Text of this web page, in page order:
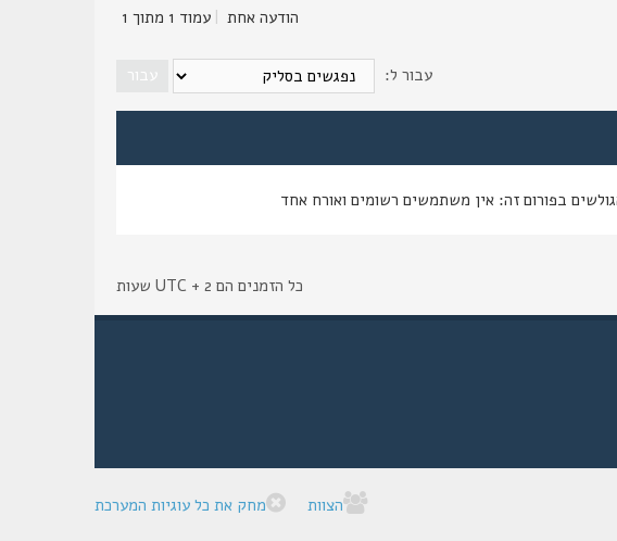
הודעה אחת עמוד 1 מתוך 1
עבור ל:
בפורום זה: אין משתמשים רשומים ואורח אחד
כל הזמנים הם UTC + 2 שעות
הצוות מחק את כל עוגיות המערכת